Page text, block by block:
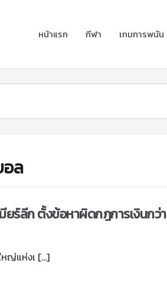
หน้าแรก กีฬา เกมการพนัน
อล
ยร์ลีก ตั้งข้อหาผิดกฎการเงินกว่า
หญ่แห่งเ […]